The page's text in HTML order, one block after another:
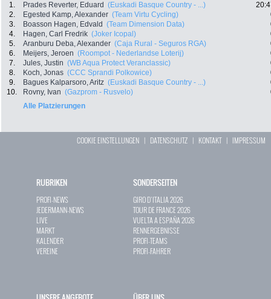
1. Prades Reverter, Eduard (Euskadi Basque Country - ...)
2.
Egested Kamp, Alexander (Team Virtu Cycling)
3.
Boasson Hagen, Edvald (Team Dimension Data)
4.
Hagen, Carl Fredrik (Joker Icopal)
5.
Aranburu Deba, Alexander (Caja Rural - Seguros RGA)
6.
Meijers, Jeroen (Roompot - Nederlandse Loterij)
7.
Jules, Justin (WB Aqua Protect Veranclassic)
8.
Koch, Jonas (CCC Sprandi Polkowice)
9.
Bagues Kalparsoro, Aritz (Euskadi Basque Country - ...)
10.
Rovny, Ivan (Gazprom - Rusvelo)
Alle Platzierungen
COOKIE EINSTELLUNGEN | DATENSCHUTZ | KONTAKT| IMPRESSUM
RUBRIKEN
PROFI-NEWS
JEDERMANN-NEWS
LIVE
MARKT
KALENDER
VEREINE
SONDERSEITEN
GIRO D`ITALIA 2026
TOUR DE FRANCE 2026
VUELTA A ESPAÑA 2026
RENNERGEBNISSE
PROFI-TEAMS
PROFI-FAHRER